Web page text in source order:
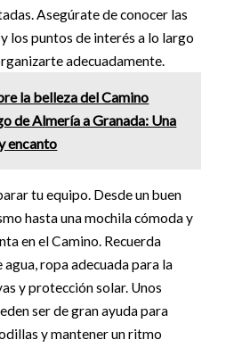
Asegúrate de conocer las
los puntos de interés a lo largo
adecuadamente.
la belleza del Camino
de Almería a Granada: Una
encanto
tu equipo. Desde un buen
hasta una mochila cómoda y
en el Camino. Recuerda
ropa adecuada para la
y protección solar. Unos
ser de gran ayuda para
y mantener un ritmo